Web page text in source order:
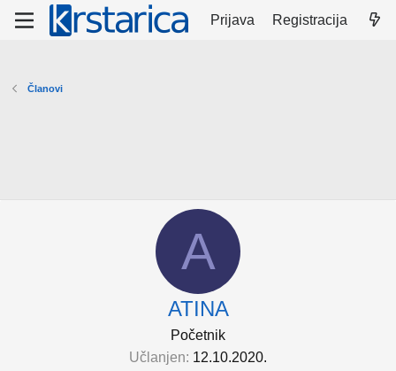
Prijava Registracija
Članovi
A
ATINA
Početnik
Učlanjen 12.10.2020.